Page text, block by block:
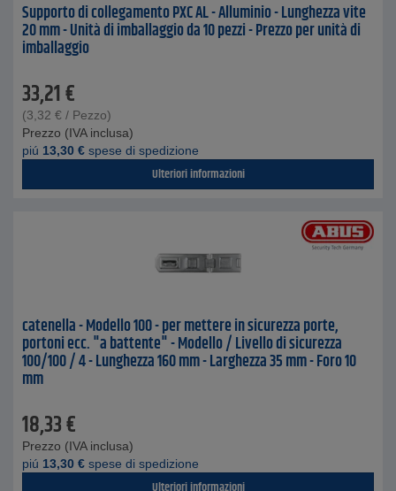
Supporto di collegamento PXC AL - Alluminio - Lunghezza vite
20 mm - Unità di imballaggio da 10 pezzi - Prezzo per unità di
imballaggio
33,21€
(3,32 € / Pezzo)
Prezzo (IVA inclusa)
piú 13,30 € spese di spedizione
Ulteriori informazioni
catenella - Modello 100 - per mettere in sicurezza porte,
portoni ecc. "a battente" - Modello / Livello di sicurezza
100/100 / 4 - Lunghezza 160 mm - Larghezza 35 mm - Foro 10
mm
18,33€
Prezzo (IVA inclusa)
piú 13,30 € spese di spedizione